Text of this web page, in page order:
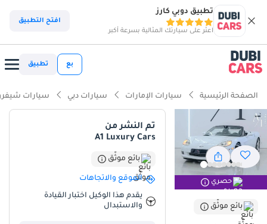
تطبيق دوبي كارز
اعثر على سيارتك المثالية بسرعة أكبر
افتح التطبيق
بع تطبيق
الصفحة الرئيسية سيارات الإمارات سيارات دبي سيارات
حصري
بائع موثّق
تم النشر من
A1 Luxury Cars
بائع موثّق
الموقع والاتجاهات
يقدم هذا الوكيل اختبار القيادة
والاستبدال